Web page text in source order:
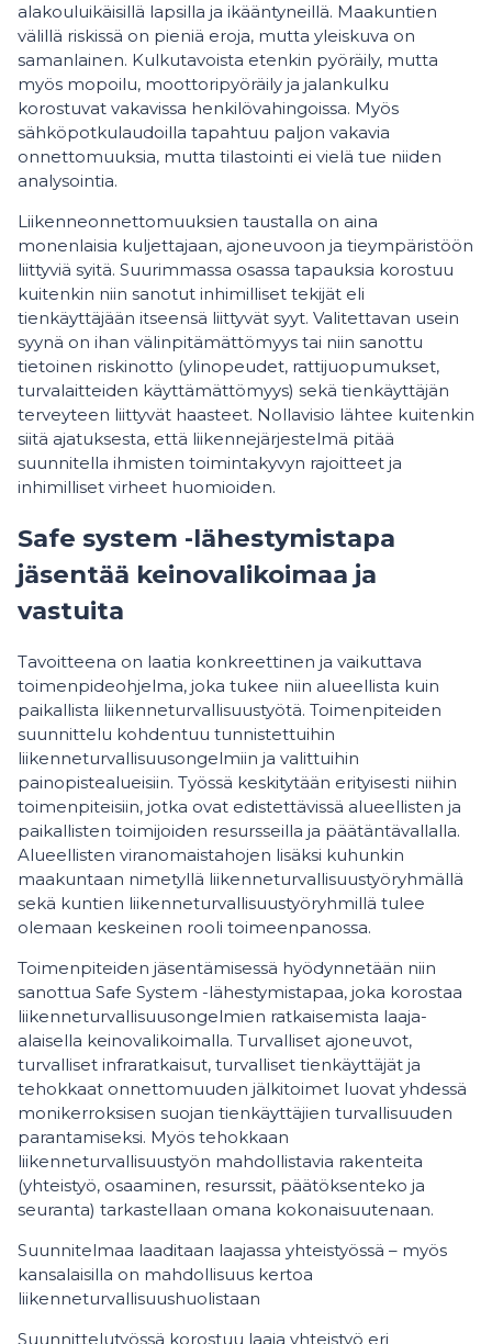
alakouluikäisillä lapsilla ja ikääntyneillä. Maakuntien
välillä riskissä on pieniä eroja, mutta yleiskuva on
samanlainen. Kulkutavoista etenkin pyöräily, mutta
myös mopoilu, moottoripyöräily ja jalankulku
korostuvat vakavissa henkilövahingoissa. Myös
sähköpotkulaudoilla tapahtuu paljon vakavia
onnettomuuksia, mutta tilastointi ei vielä tue niiden
analysointia.
Liikenneonnettomuuksien taustalla on aina
monenlaisia kuljettajaan, ajoneuvoon ja tieympäristöön
liittyviä syitä. Suurimmassa osassa tapauksia korostuu
kuitenkin niin sanotut inhimilliset tekijät eli
tienkäyttäjään itseensä liittyvät syyt. Valitettavan usein
syynä on ihan välinpitämättömyys tai niin sanottu
tietoinen riskinotto (ylinopeudet, rattijuopumukset,
turvalaitteiden käyttämättömyys) sekä tienkäyttäjän
terveyteen liittyvät haasteet. Nollavisio lähtee kuitenkin
siitä ajatuksesta, että liikennejärjestelmä pitää
suunnitella ihmisten toimintakyvyn rajoitteet ja
inhimilliset virheet huomioiden.
Safe system -lähestymistapa
jäsentää keinovalikoimaa ja
vastuita
Tavoitteena on laatia konkreettinen ja vaikuttava
toimenpideohjelma, joka tukee niin alueellista kuin
paikallista liikenneturvallisuustyötä. Toimenpiteiden
suunnittelu kohdentuu tunnistettuihin
liikenneturvallisuusongelmiin ja valittuihin
painopistealueisiin. Työssä keskitytään erityisesti niihin
toimenpiteisiin, jotka ovat edistettävissä alueellisten ja
paikallisten toimijoiden resursseilla ja päätäntävallalla.
Alueellisten viranomaistahojen lisäksi kuhunkin
maakuntaan nimetyllä liikenneturvallisuustyöryhmällä
sekä kuntien liikenneturvallisuustyöryhmillä tulee
olemaan keskeinen rooli toimeenpanossa.
Toimenpiteiden jäsentämisessä hyödynnetään niin
sanottua Safe System -lähestymistapaa, joka korostaa
liikenneturvallisuusongelmien ratkaisemista laaja-
alaisella keinovalikoimalla. Turvalliset ajoneuvot,
turvalliset infraratkaisut, turvalliset tienkäyttäjät ja
tehokkaat onnettomuuden jälkitoimet luovat yhdessä
monikerroksisen suojan tienkäyttäjien turvallisuuden
parantamiseksi. Myös tehokkaan
liikenneturvallisuustyön mahdollistavia rakenteita
(yhteistyö, osaaminen, resurssit, päätöksenteko ja
seuranta) tarkastellaan omana kokonaisuutenaan.
Suunnitelmaa laaditaan laajassa yhteistyössä – myös
kansalaisilla on mahdollisuus kertoa
liikenneturvallisuushuolistaan
Suunnittelutyössä korostuu laaja yhteistyö eri